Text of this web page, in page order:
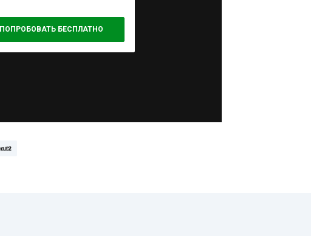
ПОПРОБОВАТЬ БЕСПЛАТНО